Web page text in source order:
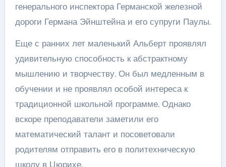
генерального инспектора Германской железной
дороги Германа Эйнштейна и его супруги Паулы.
Еще с ранних лет маленький Альберт проявлял
удивительную способность к абстрактному
мышлению и творчеству. Он был медленным в
обучении и не проявлял особой интереса к
традиционной школьной программе. Однако
вскоре преподаватели заметили его
математический талант и посоветовали
родителям отправить его в политехническую
школу в Цюрихе.